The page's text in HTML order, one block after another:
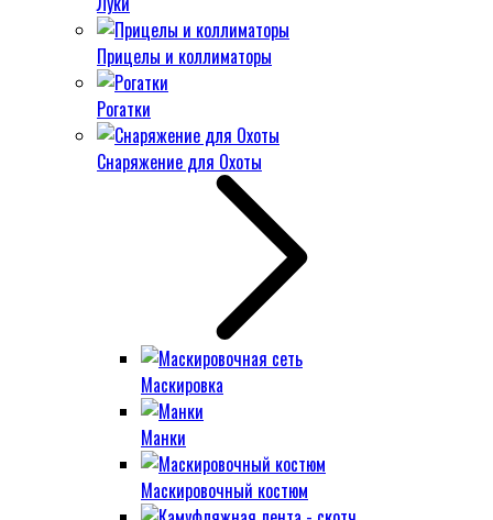
Прицелы и коллиматоры
Рогатки
Снаряжение для Охоты
Маскировка
Манки
Маскировочный костюм